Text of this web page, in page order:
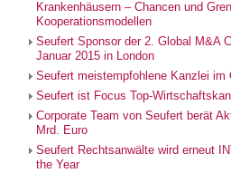
Krankenhäusern – Chancen und
Kooperationsmodellen
Seufert Sponsor der 2. Global M&A
Januar 2015 in London
Seufert meistempfohlene Kanzlei im
Seufert ist Focus Top-
Corporate Team von Seufert berät
Mrd. Euro
Seufert Rechtsanwälte wird erneut
the Year